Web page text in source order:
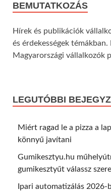
BEMUTATKOZÁS
Hírek és publikációk
és érdekességek
Magyarországi vállalkozók
LEGUTÓBBI
Miért ragad le a pizza a
könnyű javítani
Gumikesztyu.hu
gumikesztyűt válassz
Ipari automatizálás